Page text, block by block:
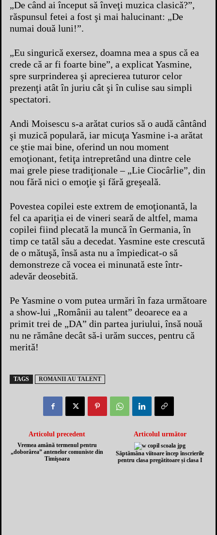
„De când ai început să înveţi muzica clasică?”,
răspunsul fetei a fost şi mai halucinant: „De
numai două luni!”.
„Eu singurică exersez, doamna mea a spus că ea
crede că ar fi foarte bine”, a explicat Yasmine,
spre surprinderea şi aprecierea tuturor celor
prezenţi atât în juriu cât şi în culise sau simpli
spectatori.
Andi Moisescu s-a arătat curios să o audă cântând
şi muzică populară, iar micuţa Yasmine i-a arătat
ce ştie mai bine, oferind un nou moment
emoţionant, fetiţa intrepretând una dintre cele
mai grele piese tradiţionale – „Lie Ciocârlie”, din
nou fără nici o emoţie şi fără greşeală.
Povestea copilei este extrem de emoţionantă, la
fel ca apariţia ei de vineri seară de altfel, mama
copilei fiind plecată la muncă în Germania, în
timp ce tatăl său a decedat. Yasmine este crescută
de o mătuşă, însă asta nu a împiedicat-o să
demonstreze că vocea ei minunată este într-
adevăr deosebită.
Pe Yasmine o vom putea urmări în faza următoare
a show-lui „Românii au talent” deoarece ea a
primit trei de „DA” din partea juriului, însă nouă
nu ne rămâne decât să-i urăm succes, pentru că
merită!
TAGS ROMANII AU TALENT
Articolul precedent
Vremea amână termenul pentru
„doborârea” antenelor comuniste din
Timişoara
Articolul următor
Săptămâna viitoare încep înscrierile
pentru clasa pregătitoare și clasa I